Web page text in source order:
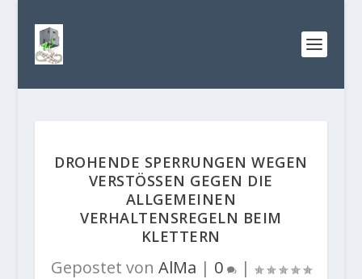
DROHENDE SPERRUNGEN WEGEN
VERSTÖSSEN GEGEN DIE A
LLGEMEINEN V
ERHALTENSREGELN BEIM K
LETTERN
Gepostet von AlMa | 0 |